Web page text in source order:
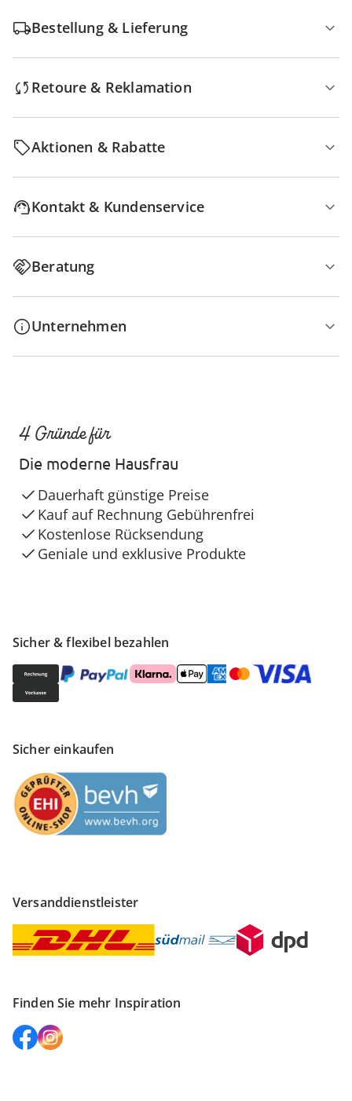
Bestellung & Lieferung
Retoure & Reklamation
Aktionen & Rabatte
Kontakt & Kundenservice
Beratung
Unternehmen
Sicher & flexibel bezahlen
Sicher einkaufen
Versanddienstleister
Finden Sie mehr Inspiration
4 Gründe für
Die moderne Hausfrau
Dauerhaft günstige Preise
Kauf auf Rechnung Gebührenfrei
Kostenlose Rücksendung
Geniale und exklusive Produkte